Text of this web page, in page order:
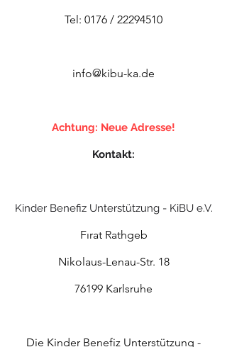
Tel: 0176 / 22294510
info@kibu-ka.de
Achtung: Neue Adresse!
Kontakt:
Kinder Benefiz Unterstützung - KiBU e.V.
Fırat Rathgeb
Nikolaus-Lenau-Str. 18
76199 Karlsruhe
Die Kinder Benefiz Unterstützung -